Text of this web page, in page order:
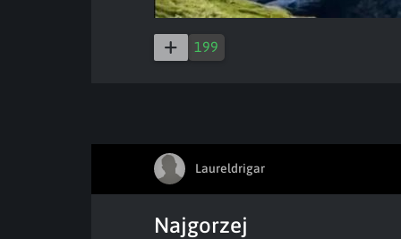
199
Laureldrigar
Najgorzej